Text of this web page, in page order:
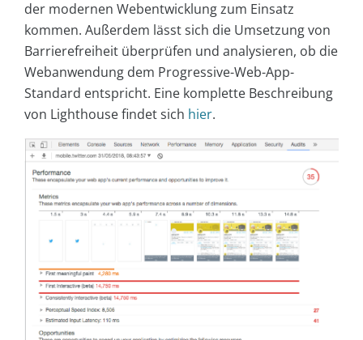
der modernen Webentwicklung zum Einsatz
kommen. Außerdem lässt sich die Umsetzung von
Barrierefreiheit überprüfen und analysieren, ob die
Webanwendung dem Progressive-Web-App-
Standard entspricht. Eine komplette Beschreibung
von Lighthouse findet sich hier.